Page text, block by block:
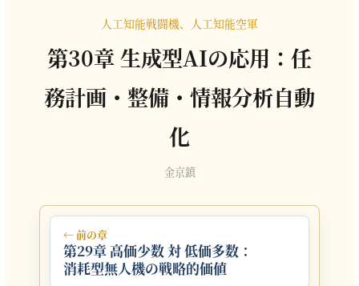
人工知能戦闘機、人工知能空軍
第30章 生成型AIの応用：任
務計画・整備・情報分析自動
化
金京鎮
← 前の章
第29章 高価少数 対 低価多数：
消耗型無人機の戦略的価値